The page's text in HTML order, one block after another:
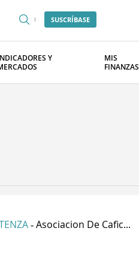
SUSCRÍBASE
Y
MIS
FINANZAS
- Asociacion De Cafic...